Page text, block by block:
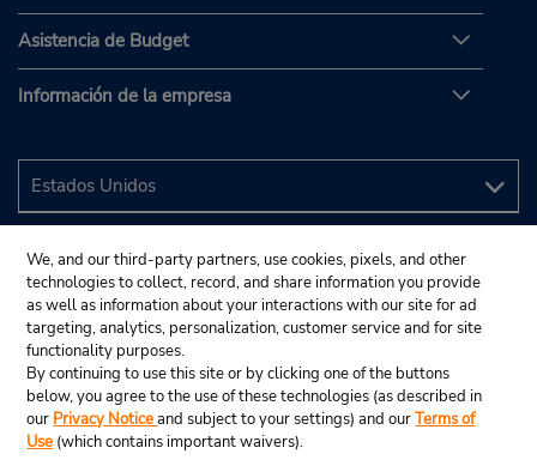
Asistencia de Budget
Información de la empresa
We, and our third-party partners, use cookies, pixels, and other
technologies to collect, record, and share information you provide
as well as information about your interactions with our site for ad
targeting, analytics, personalization, customer service and for site
functionality purposes.
By continuing to use this site or by clicking one of the buttons
below, you agree to the use of these technologies (as described in
our Privacy Noticeand subject to your settings) and ourTerms of
Use (which contains important waivers).